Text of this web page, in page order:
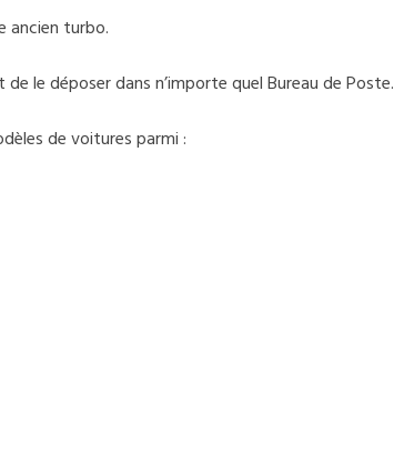
ancien turbo.
le déposer dans n’importe quel Bureau de Poste.
de voitures parmi :